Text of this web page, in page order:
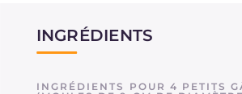
INGRÉDIENTS
INGRÉDIENTS POUR 4 PETITS